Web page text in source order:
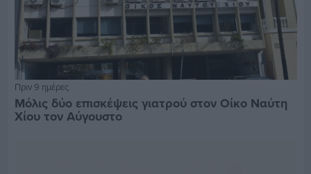
Πριν 9 ημέρες
Μόλις δύο επισκέψεις γιατρού στον Οίκο Ναύτη
Χίου τον Αύγουστο